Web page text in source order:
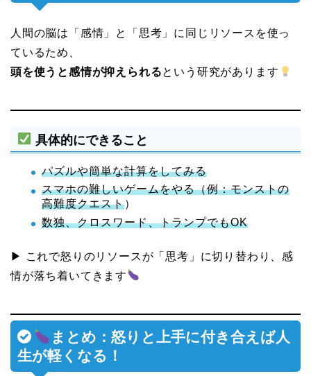
人間の脳は「感情」と「思考」に同じリソースを使っ
ているため、
頭を使うと感情が抑えられるという研究があります
具体的にできること
パズルや簡単な計算をしてみる
スマホの難しいゲームをやる（例：モンストの
高難度クエスト）
数独、クロスワード、トランプでもOK
▶ これで怒りのリソースが「思考」に切り替わり、感
情が落ち着いてきます
まとめ：怒りと上手に付き合えば人
生が軽くなる！